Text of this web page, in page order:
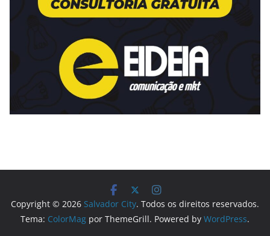
Copyright © 2026 Salvador City. Todos os direitos reservados.
Tema: ColorMag por ThemeGrill. Powered by WordPress.